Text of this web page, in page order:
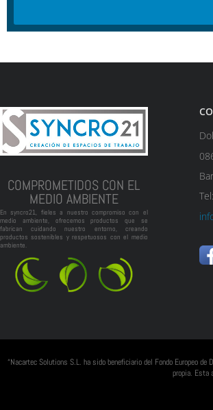
COMPROMETIDOS CON EL
MEDIO AMBIENTE
En syncro21, fieles a nuestro compromiso con el
medio ambiente, ofrecemos productos que se
fabrican cuidando nuestro entorno, creando
productos sostenibles y respetuosos con el medio
ambiente.
“Nacartec Solutions S.L. ha sido beneficiario del Fondo Europeo
propia. Esta